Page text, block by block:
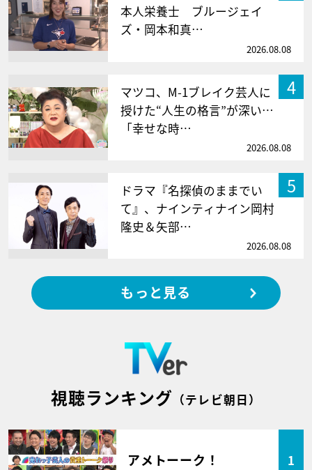
本人栄養士 ブルージェイ
ズ・岡本和真…
2026.08.08
4
マツコ、M-1ブレイク芸人に
授けた“人生の格言”が深い…
「幸せな時…
2026.08.08
5
ドラマ『名探偵のままでい
て』、ナインティナイン岡村
隆史＆矢部…
2026.08.08
もっと見る
視聴ランキング （テレビ朝日）
アメトーーク！ 1